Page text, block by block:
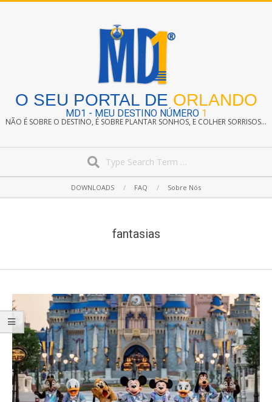
O SEU PORTAL DE ORLANDO
MD1 - MEU DESTINO NÚMERO 1
NÃO É SOBRE O DESTINO, É SOBRE PLANTAR SONHOS, E COLHER SORRISOS...
Navigation
DOWNLOADS FAQ Sobre Nós
fantasias